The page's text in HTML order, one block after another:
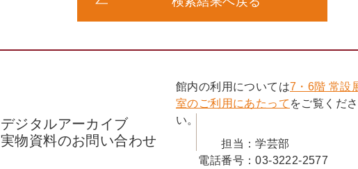
デジタルアーカイブ
実物資料のお問い合わせ
館内の利用については7・6階 常設
室のご利用にあたって をご覧くださ
い。
担当：学芸部
電話番号：03-3222-2577